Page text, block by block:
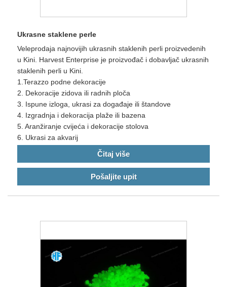
Ukrasne staklene perle
Veleprodaja najnovijih ukrasnih staklenih perli proizvedenih
u Kini. Harvest Enterprise je proizvođač i dobavljač ukrasnih
staklenih perli u Kini.
1.Terazzo podne dekoracije
2. Dekoracije zidova ili radnih ploča
3. Ispune izloga, ukrasi za događaje ili štandove
4. Izgradnja i dekoracija plaže ili bazena
5. Aranžiranje cvijeća i dekoracije stolova
6. Ukrasi za akvarij
Čitaj više
Pošaljite upit